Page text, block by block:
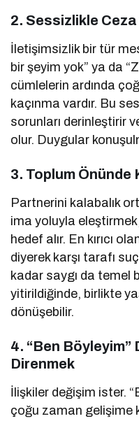
2. Sessizlikle Ceza
İletişimsizlik bir tür
bir şeyim yok” ya da
cümlelerin ardında
kaçınma vardır. Bu
sorunları derinleştirir
olur. Duygular
3. Toplum Önünde
Partnerini kalabalık
ima yoluyla
hedef alır. En kırıcı
diyerek karşı tarafı
kadar saygı da temel
yitirildiğinde, birlikte
dönüşebilir.
4. “Ben Böyleyim”
Direnmek
İlişkiler değişim ister.
çoğu zaman gelişime